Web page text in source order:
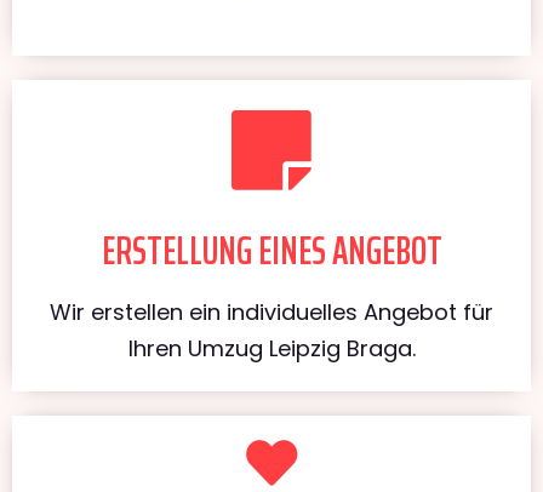
ERSTELLUNG EINES ANGEBOT
Wir erstellen ein individuelles Angebot für
Ihren Umzug Leipzig Braga.